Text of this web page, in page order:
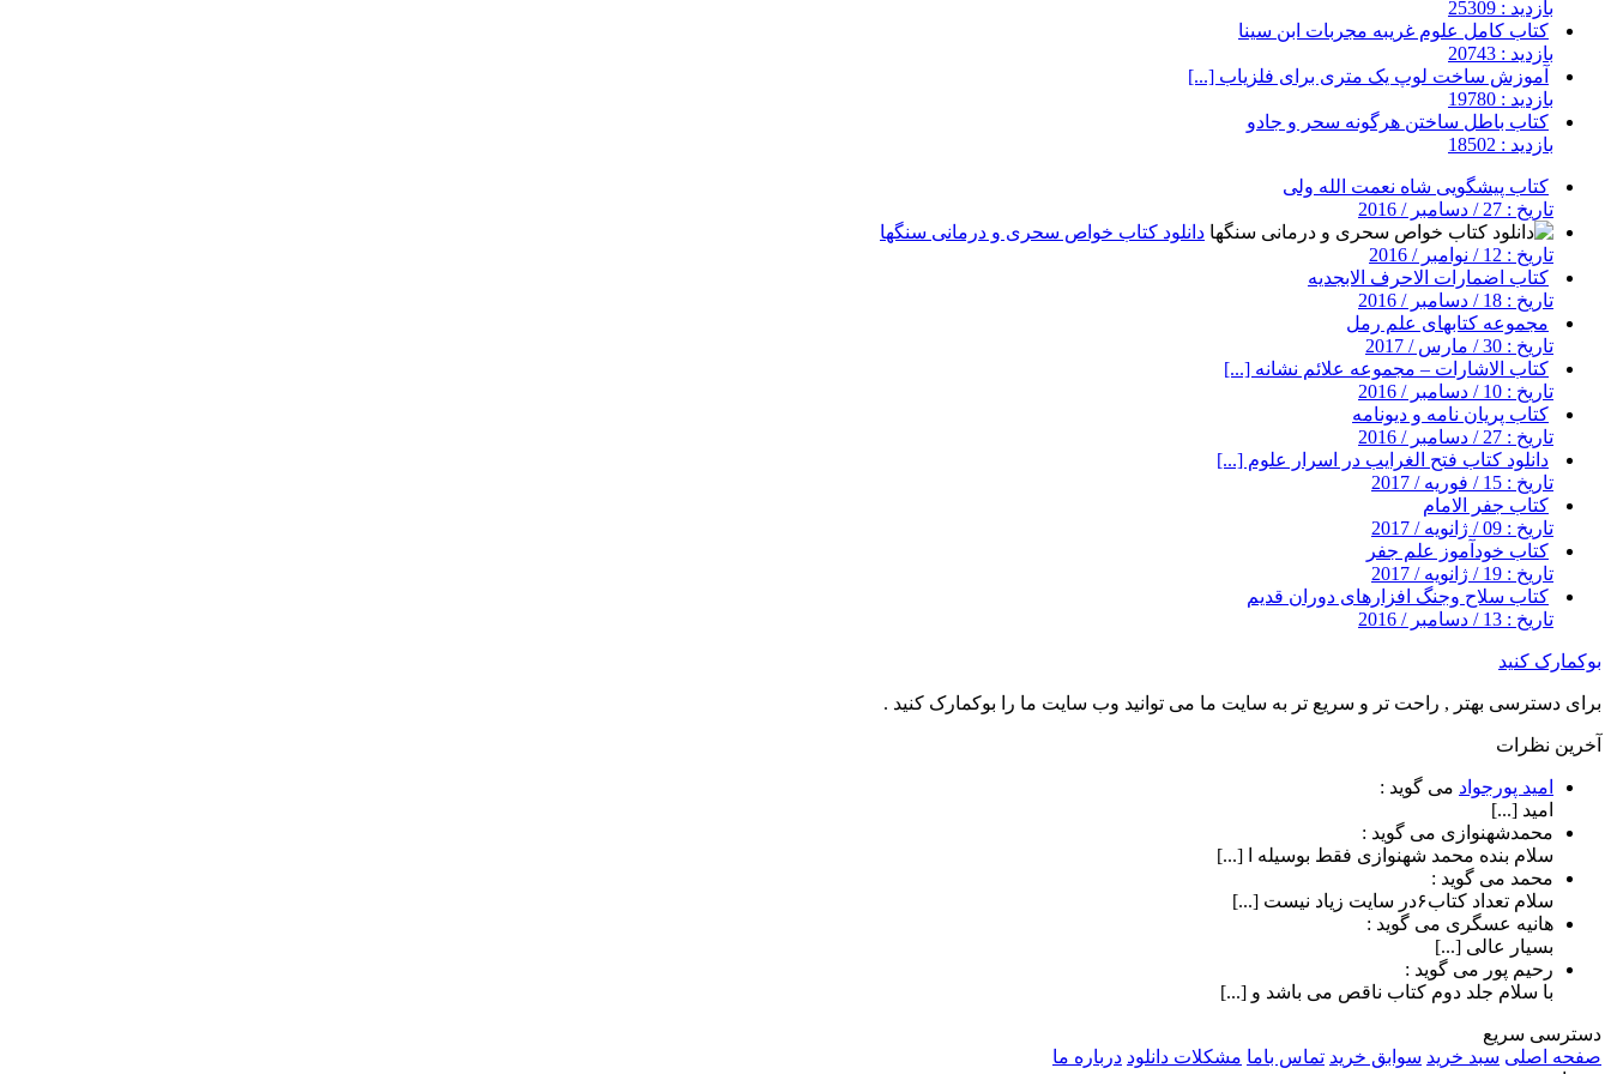
بازدید : 25309
کتاب کامل علوم غریبه مجربات ابن سینا
بازدید : 20743
آموزش ساخت لوپ یک متری برای فلزیاب [...]
بازدید : 19780
کتاب باطل ساختن هرگونه سحر و جادو
بازدید : 18502
کتاب پیشگویی شاه نعمت الله ولی
تاریخ : 27 / دسامبر / 2016
دانلود کتاب خواص سحری و درمانی سنگها
تاریخ : 12 / نوامبر / 2016
کتاب اضمارات الاحرف الابجدیه
تاریخ : 18 / دسامبر / 2016
مجموعه کتابهای علم رمل
تاریخ : 30 / مارس / 2017
کتاب الاشارات – مجموعه علائم نشانه [...]
تاریخ : 10 / دسامبر / 2016
کتاب پریان نامه و دیونامه
تاریخ : 27 / دسامبر / 2016
دانلود کتاب فتح الغرایب در اسرار علوم [...]
تاریخ : 15 / فوریه / 2017
کتاب جفر الامام
تاریخ : 09 / ژانویه / 2017
کتاب خودآموز علم جفر
تاریخ : 19 / ژانویه / 2017
کتاب سلاح وجنگ افزارهای دوران قدیم
تاریخ : 13 / دسامبر / 2016
بوکمارک کنید
برای دسترسی بهتر , راحت تر و سریع تر به سایت ما می توانید وب سایت ما را بوکمارک کنید .
آخرین نظرات
امید پورجواد می گوید :
امید [...]
محمدشهنوازی می گوید :
سلام بنده محمد شهنوازی فقط بوسیله ا [...]
محمد می گوید :
سلام تعداد کتاب۶در سایت زیاد نیست [...]
هانیه عسگری می گوید :
بسیار عالی [...]
رحیم پور می گوید :
با سلام جلد دوم کتاب ناقص می باشد و [...]
دسترسی سریع
صفحه اصلی سبد خرید سوابق خرید تماس باما مشکلات دانلود درباره ما